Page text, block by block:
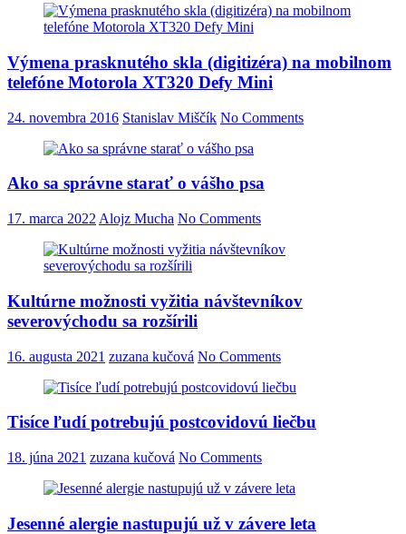
Výmena prasknutého skla (digitizéra) na mobilnom
telefóne Motorola XT320 Defy Mini
24. novembra 2016 Stanislav Miščík No Comments
Ako sa správne starať o vášho psa
17. marca 2022 Alojz Mucha No Comments
Kultúrne možnosti vyžitia návštevníkov
severovýchodu sa rozšírili
16. augusta 2021 zuzana kučová No Comments
Tisíce ľudí potrebujú postcovidovú liečbu
18. júna 2021 zuzana kučová No Comments
Jesenné alergie nastupujú už v závere leta